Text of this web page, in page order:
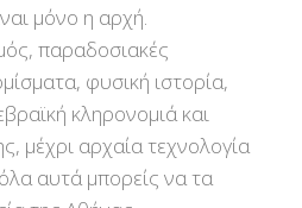
μόνο η αρχή.
παραδοσιακές
φυσική ιστορία,
κληρονομιά και
μέχρι αρχαία τεχνολογία
αυτά μπορείς να τα